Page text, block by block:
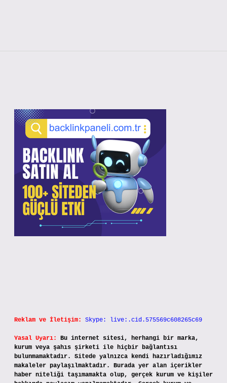
Reklam ve İletişim: Skype: live:.cid.575569c608265c69
Yasal Uyarı:
Bu internet sitesi, herhangi bir marka,
kurum veya şahıs şirketi ile hiçbir bağlantısı
bulunmamaktadır. Sitede yalnızca kendi hazırladığımız
makaleler paylaşılmaktadır. Burada yer alan içerikler
haber niteliği taşımamakta olup, gerçek kurum ve kişiler